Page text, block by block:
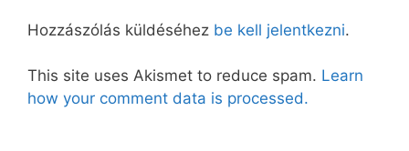
Hozzászólás küldéséhez be kell jelentkezni.
This site uses Akismet to reduce spam. Learn
how your comment data is processed.